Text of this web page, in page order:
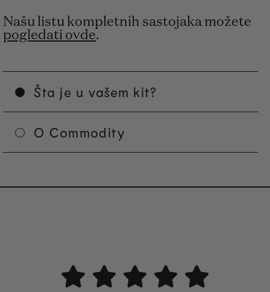
Našu listu kompletnih sastojaka možete
pogledati ovde.
Šta je u vašem kit?
O Commodity